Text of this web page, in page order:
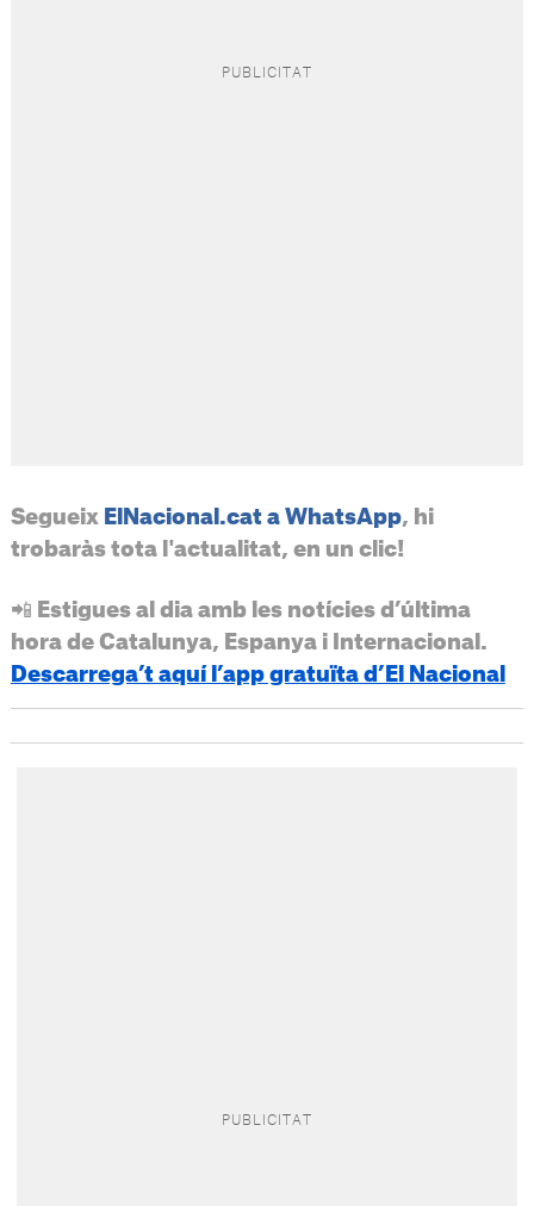
Segueix ElNacional.cat a WhatsApp, hi
trobaràs tota l'actualitat, en un clic!
📲 Estigues al dia amb les notícies d’última
hora de Catalunya, Espanya i Internacional.
Descarrega’t aquí l’app gratuïta d’El Nacional